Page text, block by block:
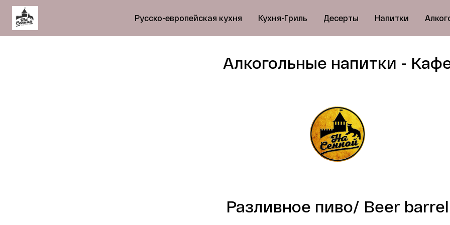
Алкогольные напитки -
Разливное пиво/ Beer barrel
Русско-европейская кухня Кухня-Гриль Десерты Напитки